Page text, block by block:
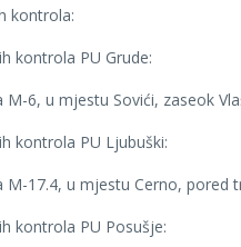
kontrola:
kontrola PU Grude:
M-6, u mjestu Sovići, zaseok
kontrola PU Ljubuški:
M-17.4, u mjestu Cerno, pored
kontrola PU Posušje: